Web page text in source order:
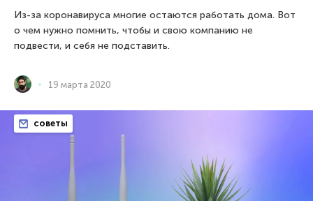
Из-за коронавируса многие остаются работать дома. Вот
о чем нужно помнить, чтобы и свою компанию не
подвести, и себя не подставить.
19 марта 2020
советы